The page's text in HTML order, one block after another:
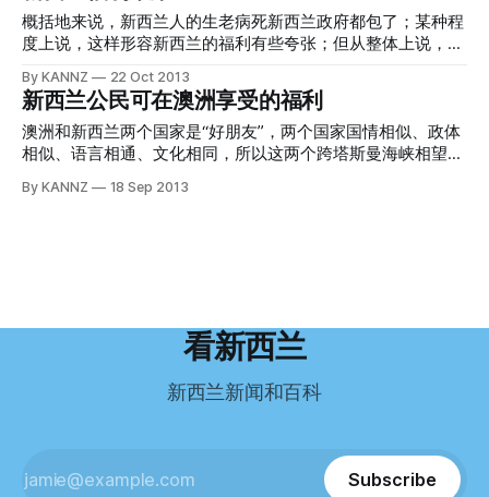
亚最强势的品牌之一；在不继致力为每位旅客提供优质服务的
同时，引领著国际民航业的最新发展。 澳航在2008年
的，但是目前澳大利亚在新西兰的使领馆已经不再针对个人进
行服务，而将这项业务转包给第三方公司TT SERVICE（下文
回中国的途中，只在澳洲的机场做短暂停留（不出海关、更不
会入境澳大利亚，只走国际中转），也一样需要办理澳洲过境
签证，这个是澳大利亚与绝大部分国家在“国际转机”政策上的
不同
政府债务突破600亿纽币 国民人均负债1.3万 最新统计显示，
新西兰政府债务总额已经达到600亿纽币。自从约翰·基担任总
的最新数据显示，截至9月底，新西兰政府债务净额为
60,015,000,000纽币。这一数字出台的背景，是最近几个月
税收高于预期而且政府开支缩减。 600亿纽币政府债务，约占
新西兰国民生产总值（GDP）的28%，平均每一名新西兰人负
币。 2008年国家党政府上台时，政府债务刚超过100亿纽
概括地来说，新西兰人的生老病死新西兰政府都包了；某种程
度上说，这样形容新西兰的福利有些夸张；但从整体上说，新
新西兰公民和持有永久居民身份（即PR）两年以上的人。国际
留学生、工签持有者、旅游者则没有权利享受这些。 新西兰
的各类福利 1、免费公立医疗，到家庭医生看普通病症收门诊
费，但六岁以下儿童无论公立还是私立医疗由国家负责，所有
最多只收3元，多余费用由国家负责。16岁以下孩子免费牙医
用由国家负责，政府鼓励生育，除一次性($1500)奖励一笔金
钱外，每生一个孩子由政府每周补贴养育费直至18岁。18周岁
学教育，国立大学只需交象征性的低学费，定居两年后可
By KANNZ 22 Oct 2013
新西兰公民可在澳洲享受的福利
澳洲和新西兰两个国家是“好朋友”，两个国家国情相似、政体
相似、语言相通、文化相同，所以这两个跨塔斯曼海峡相望的
在澳洲居住，工作，上学，或是退休，还可享受以下几种福利
新生儿可以获得4000澳币的补贴，但是必须在孩子出生26周
内申请，一次付清，不需付税。 Maternity Immunisation
的疫苗后，可以向得到222.30澳币的补贴。 Childcare Benefit
是这个补贴是与你的家庭收入挂钩的。 Double Orphan Pen
By KANNZ 18 Sep 2013
看新西兰
新西兰新闻和百科
Subscribe